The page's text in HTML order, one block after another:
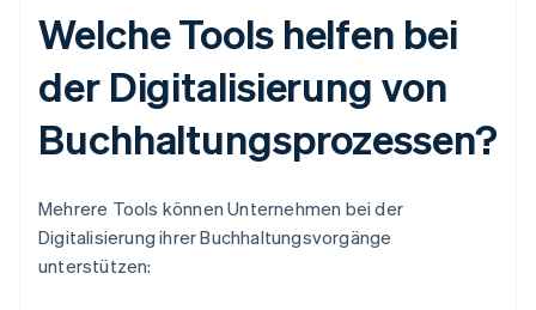
Welche Tools helfen bei
der Digitalisierung von
Buchhaltungsprozessen?
Mehrere Tools können Unternehmen bei der
Digitalisierung ihrer Buchhaltungsvorgänge
unterstützen: